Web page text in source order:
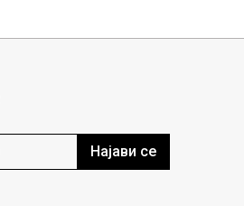
Најави се